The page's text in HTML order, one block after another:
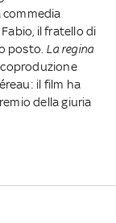
commedia
il fratello di
posto. La regina
il film ha
della giuria